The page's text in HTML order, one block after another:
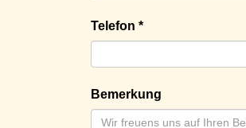
Telefon *
Bemerkung